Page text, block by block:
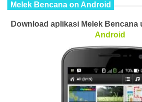
Melek Bencana on Android
Download aplikasi Melek Bencana
Android